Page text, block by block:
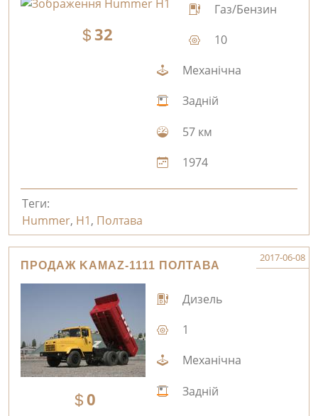
32
Газ/Бензин
10
Механічна
Задній
57 км
1974
Теги:
Hummer, H1, Полтава
ПРОДАЖ KAMAZ-1111 ПОЛТАВА
2017-06-08
0
Дизель
1
Механічна
Задній